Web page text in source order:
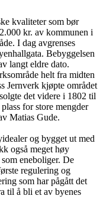
kvaliteter som bør
kr. av kommunen i
I dag avgrenses
Bebyggelsen
langt eldre dato.
helt fra midten
Jernverk kjøpte området
det videre i 1802 til
for store mengder
Matias Gude.
og bygget ut med
også meget høy
eneboliger. De
regulering og
som har pågått det
til å bli et av byenes